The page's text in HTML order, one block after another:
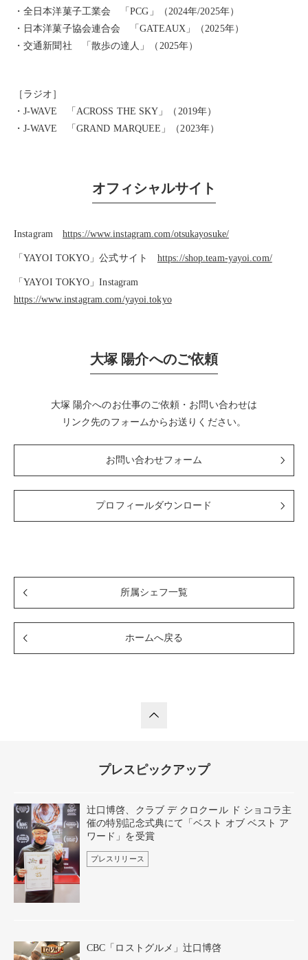
・全日本洋菓子工業会 「PCG」（2024年/2025年）
・日本洋菓子協会連合会 「GATEAUX」（2025年）
・交通新聞社 「散歩の達人」（2025年）
［ラジオ］
・J-WAVE 「ACROSS THE SKY」（2019年）
・J-WAVE 「GRAND MARQUEE」（2023年）
オフィシャルサイト
Instagram https://www.instagram.com/otsukayosuke/
「YAYOI TOKYO」公式サイト https://shop.team-yayoi.com/
「YAYOI TOKYO」Instagram
https://www.instagram.com/yayoi.tokyo
大塚 陽介へのご依頼
大塚 陽介へのお仕事のご依頼・お問い合わせは
リンク先のフォームからお送りください。
お問い合わせフォーム
プロフィールダウンロード
所属シェフ一覧
ホームへ戻る
プレスピックアップ
辻口博啓、クラブ デ クロクール ド ショコラ主
催の特別記念式典にて「ベスト オブ ベスト ア
ワード」を受賞
プレスリリース
CBC「ロストグルメ」辻口博啓